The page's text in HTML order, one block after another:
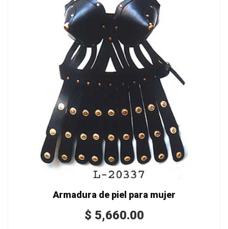
Armadura de piel para mujer
$ 5,660.00